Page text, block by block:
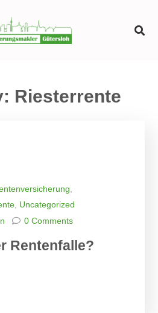
Riesterrente
Uncategorized
0 Comments
Rentenfalle?